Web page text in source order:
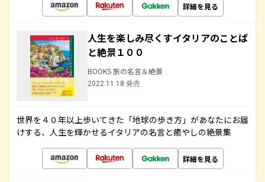
詳細を見る
人生を楽しみ尽くすイタリアのことば
と絶景１００
BOOKS 旅の名言＆絶景
2022.11.18 発売
世界を４０年以上歩いてきた「地球の歩き方」があなたにお届
けする、人生を輝かせるイタリアの名言と癒やしの絶景集
詳細を見る